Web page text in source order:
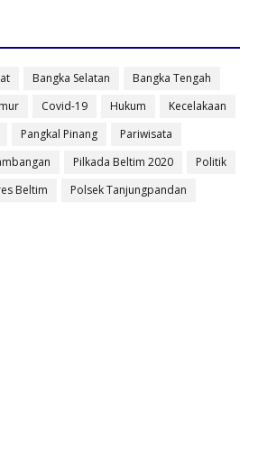
Bangka Selatan
Bangka Tengah
Covid-19 Hukum
Kecelakaan
Pangkal Pinang
Pariwisata
Pilkada Beltim 2020
Politik
Beltim
Polsek Tanjungpandan